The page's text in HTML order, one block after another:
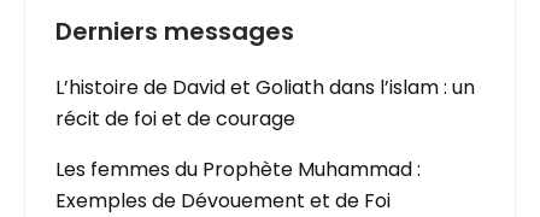
Derniers messages
L’histoire de David et Goliath dans l’islam : un
récit de foi et de courage
Les femmes du Prophète Muhammad :
Exemples de Dévouement et de Foi